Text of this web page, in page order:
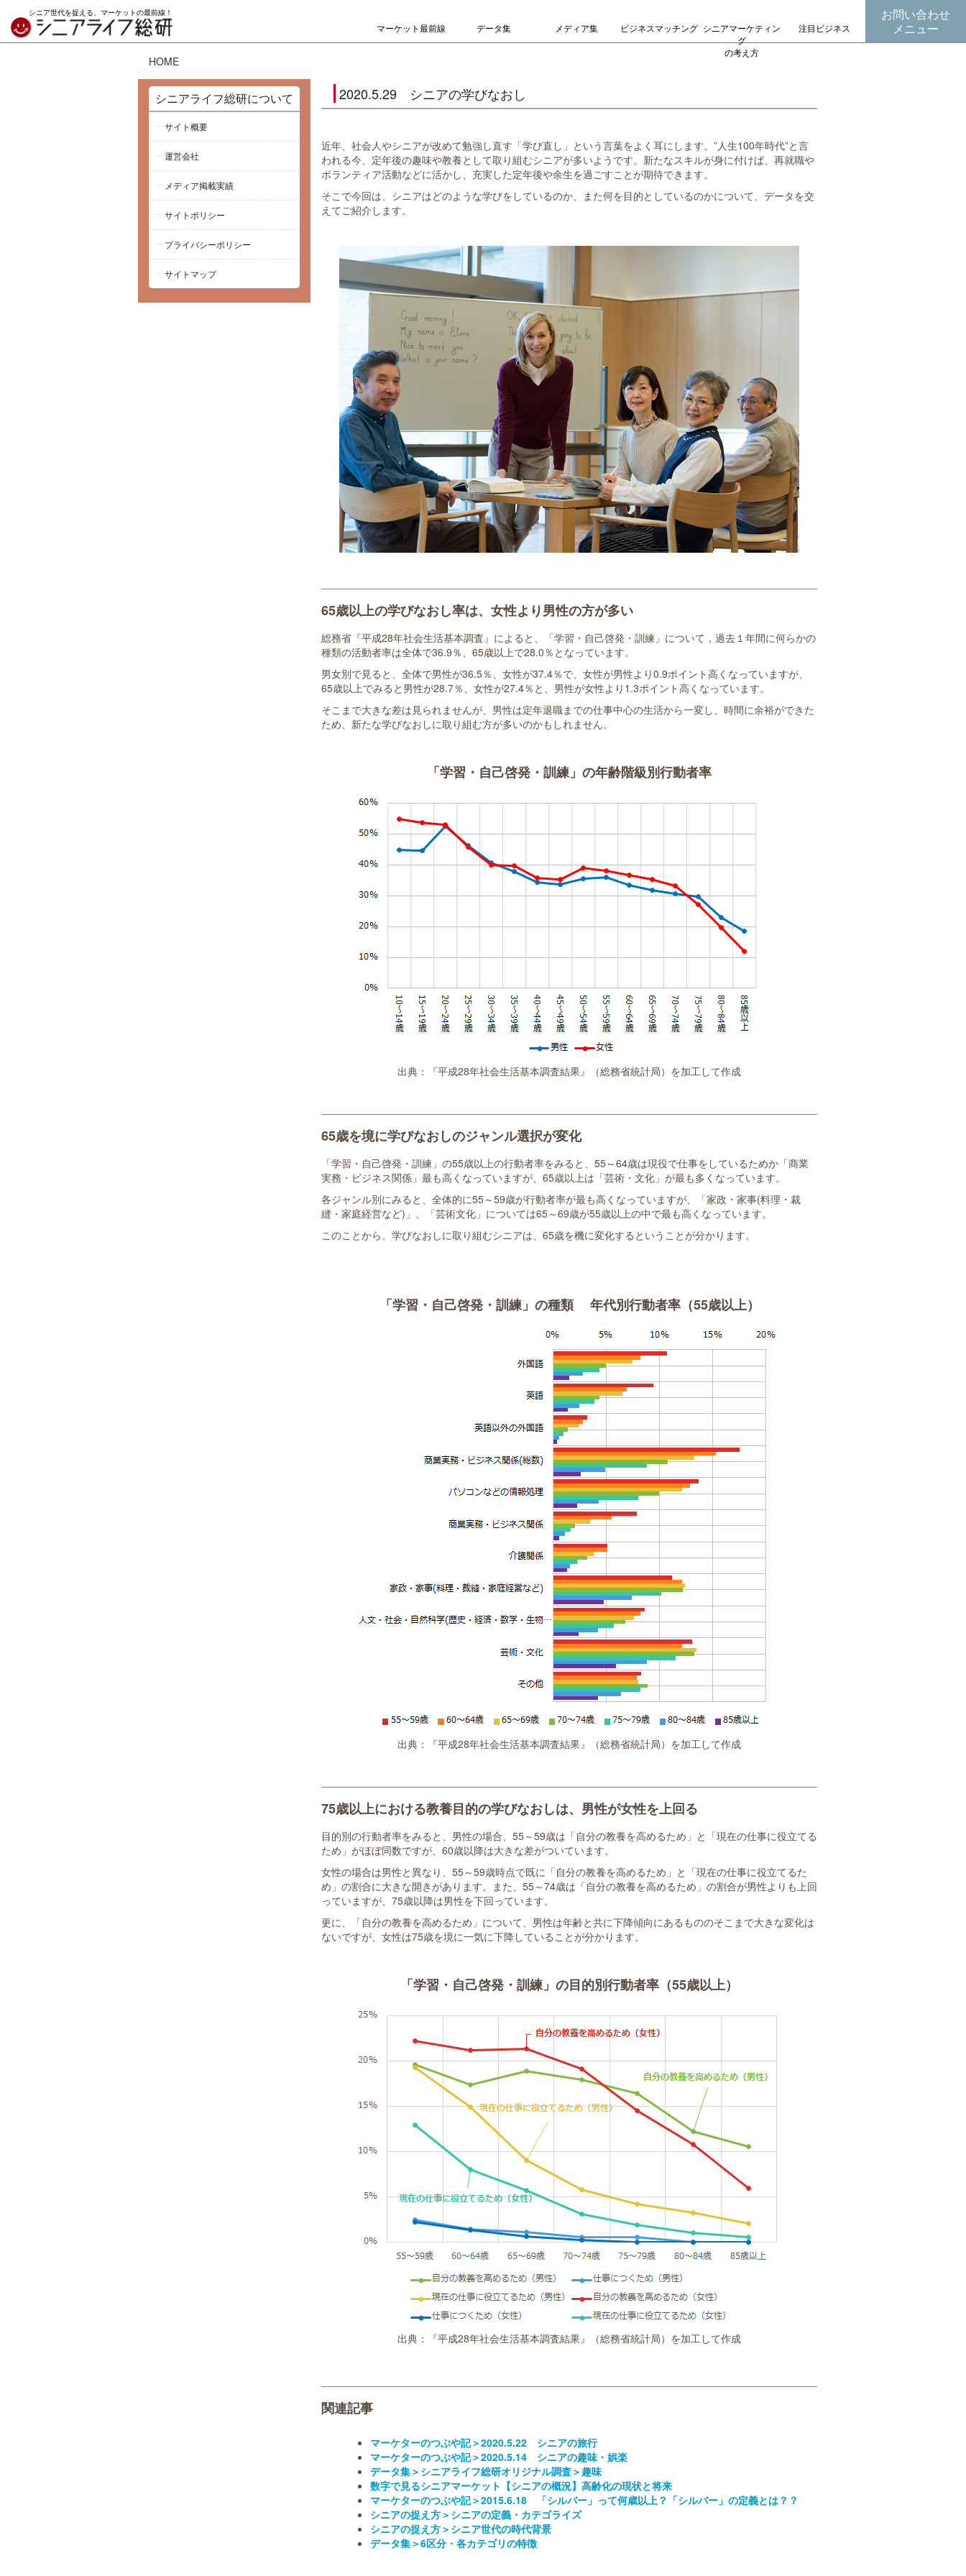
シニア世代を捉える、マーケットの最前線！
マーケット最前線 データ集 メディア集 ビジネスマッチング シニアマーケティン
グ
の考え方
注目ビジネス
お問い合わせ
メニュー
HOME
シニアライフ総研について
サイト概要
運営会社
メディア掲載実績
サイトポリシー
プライバシーポリシー
サイトマップ
2020.5.29 シニアの学びなおし
近年、社会人やシニアが改めて勉強し直す「学び直し」という言葉をよく耳にします。”人生100年時代”と言
われる今、定年後の趣味や教養として取り組むシニアが多いようです。新たなスキルが身に付けば、再就職や
ボランティア活動などに活かし、充実した定年後や余生を過ごすことが期待できます。
そこで今回は、シニアはどのような学びをしているのか、また何を目的としているのかについて、データを交
えてご紹介します。
65歳以上の学びなおし率は、女性より男性の方が多い
総務省『平成28年社会生活基本調査』によると、「学習・自己啓発・訓練」について，過去１年間に何らかの
種類の活動者率は全体で36.9％、65歳以上で28.0％となっています。
男女別で見ると、全体で男性が36.5％、女性が37.4％で、女性が男性より0.9ポイント高くなっていますが、
65歳以上でみると男性が28.7％、女性が27.4％と、男性が女性より1.3ポイント高くなっています。
そこまで大きな差は見られませんが、男性は定年退職までの仕事中心の生活から一変し、時間に余裕ができた
ため、新たな学びなおしに取り組む方が多いのかもしれません。
「学習・自己啓発・訓練」の年齢階級別行動者率
出典：『平成28年社会生活基本調査結果』（総務省統計局）を加工して作成
65歳を境に学びなおしのジャンル選択が変化
「学習・自己啓発・訓練」の55歳以上の行動者率をみると、55～64歳は現役で仕事をしているためか「商業
実務・ビジネス関係」最も高くなっていますが、65歳以上は「芸術・文化」が最も多くなっています。
各ジャンル別にみると、全体的に55～59歳が行動者率が最も高くなっていますが、「家政・家事(料理・裁
縫・家庭経営など)」、「芸術文化」については65～69歳が55歳以上の中で最も高くなっています。
このことから、学びなおしに取り組むシニアは、65歳を機に変化するということが分かります。
「学習・自己啓発・訓練」の種類 年代別行動者率（55歳以上）
出典：『平成28年社会生活基本調査結果』（総務省統計局）を加工して作成
75歳以上における教養目的の学びなおしは、男性が女性を上回る
目的別の行動者率をみると、男性の場合、55～59歳は「自分の教養を高めるため」と「現在の仕事に役立てる
ため」がほぼ同数ですが、60歳以降は大きな差がついています。
女性の場合は男性と異なり、55～59歳時点で既に「自分の教養を高めるため」と「現在の仕事に役立てるた
め」の割合に大きな開きがあります。また、55～74歳は「自分の教養を高めるため」の割合が男性よりも上回
っていますが、75歳以降は男性を下回っています。
更に、「自分の教養を高めるため」について、男性は年齢と共に下降傾向にあるもののそこまで大きな変化は
ないですが、女性は75歳を境に一気に下降していることが分かります。
「学習・自己啓発・訓練」の目的別行動者率（55歳以上）
出典：『平成28年社会生活基本調査結果』（総務省統計局）を加工して作成
関連記事
マーケターのつぶや記＞2020.5.22 シニアの旅行
マーケターのつぶや記＞2020.5.14 シニアの趣味・娯楽
データ集＞シニアライフ総研オリジナル調査＞趣味
数字で見るシニアマーケット【シニアの概況】高齢化の現状と将来
マーケターのつぶや記＞2015.6.18 「シルバー」って何歳以上？「シルバー」の定義とは？？
シニアの捉え方＞シニアの定義・カテゴライズ
シニアの捉え方＞シニア世代の時代背景
データ集＞6区分・各カテゴリの特徴